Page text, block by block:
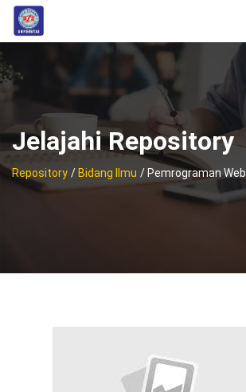
Jelajahi Repository
Repository / Bidang Ilmu / Pemrograman Web